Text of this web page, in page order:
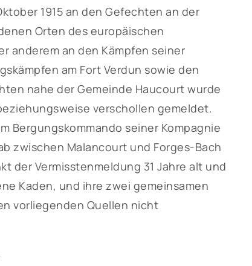
1915 an den Gefechten an der
Orten des europäischen
anderem an den Kämpfen seiner
am Fort Verdun sowie den
nahe der Gemeinde Haucourt wurde
verschollen gemeldet.
Bergungskommando seiner Kompagnie
zwischen Malancourt und Forges-Bach
der Vermisstenmeldung 31 Jahre alt und
Kaden, und ihre zwei gemeinsamen
vorliegenden Quellen nicht